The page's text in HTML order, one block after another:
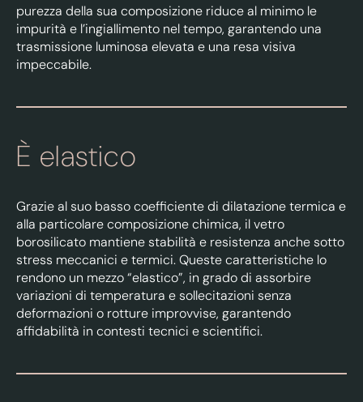
purezza della sua composizione riduce al minimo le
impurità e l’ingiallimento nel tempo, garantendo una
trasmissione luminosa elevata e una resa visiva
impeccabile.
È elastico
Grazie al suo basso coefficiente di dilatazione termica e
alla particolare composizione chimica, il vetro
borosilicato mantiene stabilità e resistenza anche sotto
stress meccanici e termici. Queste caratteristiche lo
rendono un mezzo “elastico”, in grado di assorbire
variazioni di temperatura e sollecitazioni senza
deformazioni o rotture improvvise, garantendo
affidabilità in contesti tecnici e scientifici.